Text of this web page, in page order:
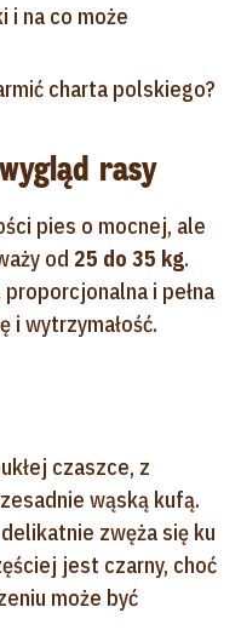
i na co może
charta polskiego?
rasy
pies o mocnej, ale
od 25 do 35 kg.
i pełna
i wytrzymałość.
czaszce, z
wąską kufą.
zwęża się ku
jest czarny, choć
może być